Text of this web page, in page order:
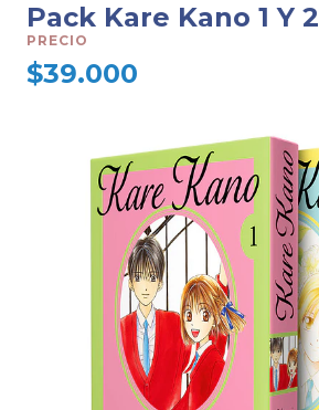
Pack Kare Kano 1 Y 2
PRECIO
$39.000